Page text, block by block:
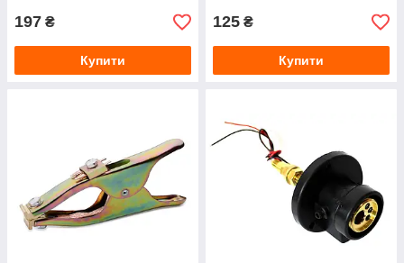
197 ₴
Купити
125 ₴
Купити